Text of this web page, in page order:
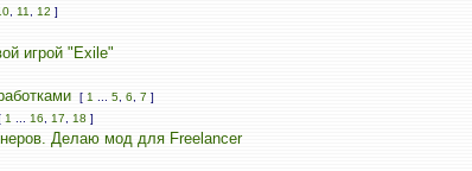
, 11 12 ]
игрой "Exile"
[ 1 5, 6 7 ]
1 16 17 18 ]
Делаю мод для Freelancer